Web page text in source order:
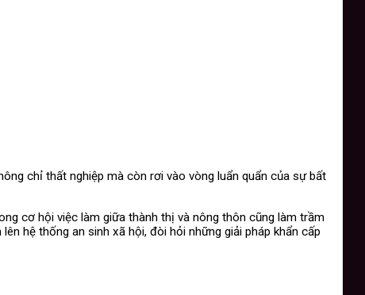
chỉ thất nghiệp mà còn rơi vào vòng luẩn quẩn của sự bất
cơ hội việc làm giữa thành thị và nông thôn cũng làm trầm
hệ thống an sinh xã hội, đòi hỏi những giải pháp khẩn cấp